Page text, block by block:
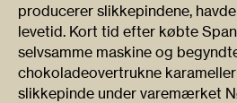
producerer slikkepindene,
levetid. Kort tid efter købte
selvsamme maskine og
chokoladeovertrukne
slikkepinde under varemærket